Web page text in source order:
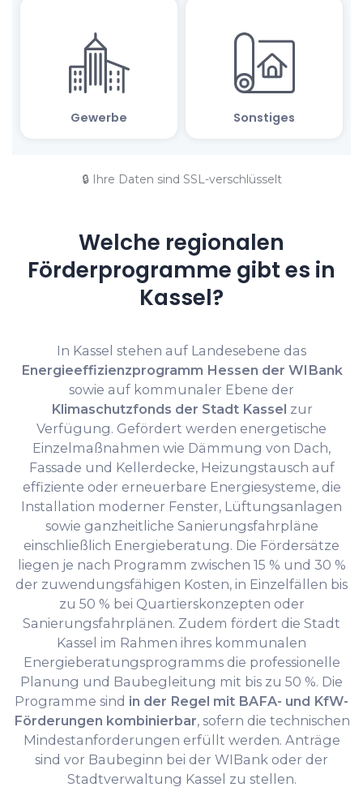
🔒 Ihre Daten sind SSL-verschlüsselt
Welche regionalen
Förderprogramme gibt es in
Kassel?
In Kassel stehen auf Landesebene das
Energieeffizienzprogramm Hessen der WIBank
sowie auf kommunaler Ebene der
Klimaschutzfonds der Stadt Kassel zur
Verfügung. Gefördert werden energetische
Einzelmaßnahmen wie Dämmung von Dach,
Fassade und Kellerdecke, Heizungstausch auf
effiziente oder erneuerbare Energiesysteme, die
Installation moderner Fenster, Lüftungsanlagen
sowie ganzheitliche Sanierungsfahrpläne
einschließlich Energieberatung. Die Fördersätze
liegen je nach Programm zwischen 15 % und 30 %
der zuwendungsfähigen Kosten, in Einzelfällen bis
zu 50 % bei Quartierskonzepten oder
Sanierungsfahrplänen. Zudem fördert die Stadt
Kassel im Rahmen ihres kommunalen
Energieberatungsprogramms die professionelle
Planung und Baubegleitung mit bis zu 50 %. Die
Programme sind in der Regel mit BAFA- und KfW-
Förderungen kombinierbar, sofern die technischen
Mindestanforderungen erfüllt werden. Anträge
sind vor Baubeginn bei der WIBank oder der
Stadtverwaltung Kassel zu stellen.